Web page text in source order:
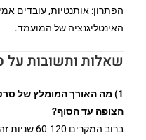
הפתרון: אותנטיות, עובדים
האינטליגנציה של המועמד.
שאלות ותשובות על
1) מה האורך המומלץ של
הצופה עד הסוף?
ברוב המקרים 60-120 שניות זה טווח מצוין ל-